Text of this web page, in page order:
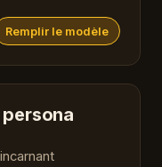
Remplir le modèle